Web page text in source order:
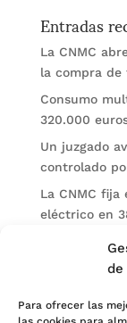
de
Para ofrecer las
Entradas
La CNMC
la compra de
Consumo
320.000
Un juzgado
controlado
La CNMC
eléctrico en
El BOE
Categorías